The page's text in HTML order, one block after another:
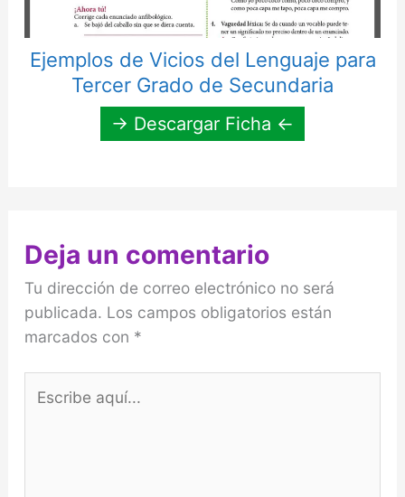
Ejemplos de Vicios del Lenguaje para
Tercer Grado de Secundaria
→ Descargar Ficha ←
Deja un comentario
Tu dirección de correo electrónico no será
publicada. Los campos obligatorios están
marcados con *
aquí...